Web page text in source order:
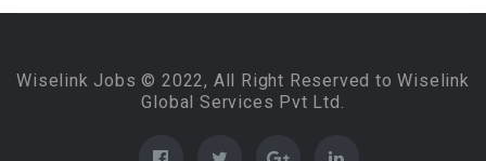
Wiselink Jobs © 2022, All Right Reserved to Wiselink
Global Services Pvt Ltd.